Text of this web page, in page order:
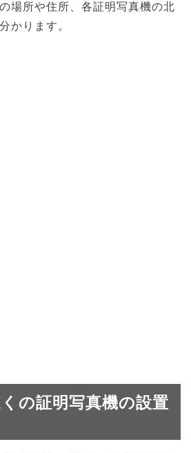
場所や住所、各証明写真機の北
かります。
の証明写真機の設置